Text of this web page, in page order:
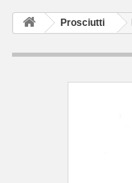
Prosciutti